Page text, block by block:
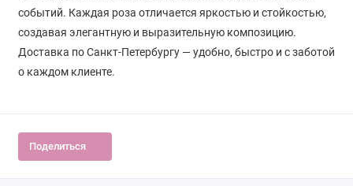
событий. Каждая роза отличается яркостью и стойкостью,
создавая элегантную и выразительную композицию.
Доставка по Санкт-Петербургу — удобно, быстро и с заботой
о каждом клиенте.
Поделиться